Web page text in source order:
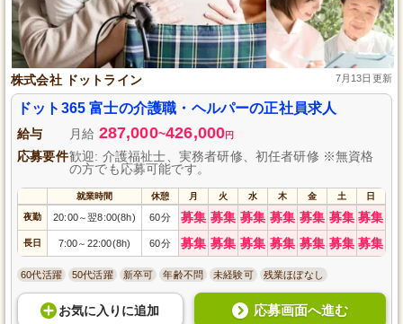
株式会社 ドットライン 7月13日更新
ドット365 富士の介護職・ヘルパーの正社員求人
給与 月給 287,000~426,000円
応募要件歓迎: 介護福祉士、実務者研修、初任者研修 ※無資格
の方でも応募可能です。
就業時間 休憩 月 火 水 木 金 土 日
夜勤 20:00～翌8:00(8h) 60分 募集 募集 募集 募集 募集 募集 募集
長日 7:00～ 22:00(8h) 60分 募集 募集 募集 募集 募集 募集 募集
60代活躍 50代活躍 新卒可 年齢不問 未経験可 残業ほぼなし
お気に入り に追加 応募画面へ進む